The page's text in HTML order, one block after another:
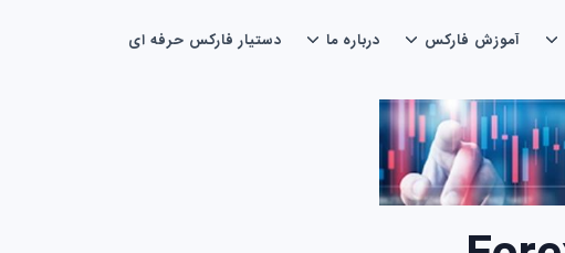
آموزش فارکس درباره ما دستیار فارکس حرفه ای